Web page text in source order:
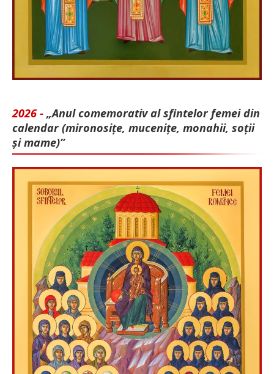
2026 - „Anul comemorativ al sfintelor femei din
calendar (mironosițe, mu­cenițe, monahii, soții
și mame)”